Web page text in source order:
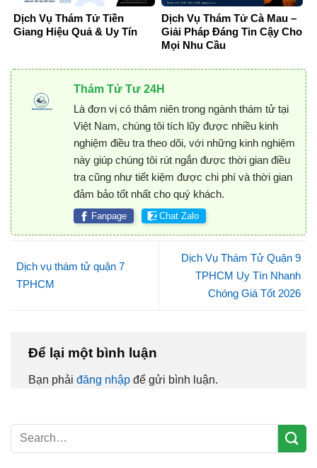
Dịch Vụ Thám Tử Tiền
Giang Hiệu Quả & Uy Tín
Dịch Vụ Thám Tử Cà Mau –
Giải Pháp Đáng Tin Cậy Cho
Mọi Nhu Cầu
Thám Tử Tư 24H
Là đơn vị có thâm niên trong ngành thám tử tại
Việt Nam, chúng tôi tích lũy được nhiều kinh
nghiệm điều tra theo dõi, với những kinh nghiệm
này giúp chúng tôi rút ngắn được thời gian điều
tra cũng như tiết kiệm được chi phí và thời gian
đảm bảo tốt nhất cho quý khách.
Fanpage Chat Zalo
Dịch vụ thám tử quận 7
TPHCM
Dịch Vụ Thám Tử Quận 9
TPHCM Uy Tín Nhanh
Chóng Giá Tốt 2026
Để lại một bình luận
Bạn phải đăng nhập để gửi bình luận.